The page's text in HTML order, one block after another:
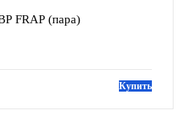
FRAP (пара)
Купить